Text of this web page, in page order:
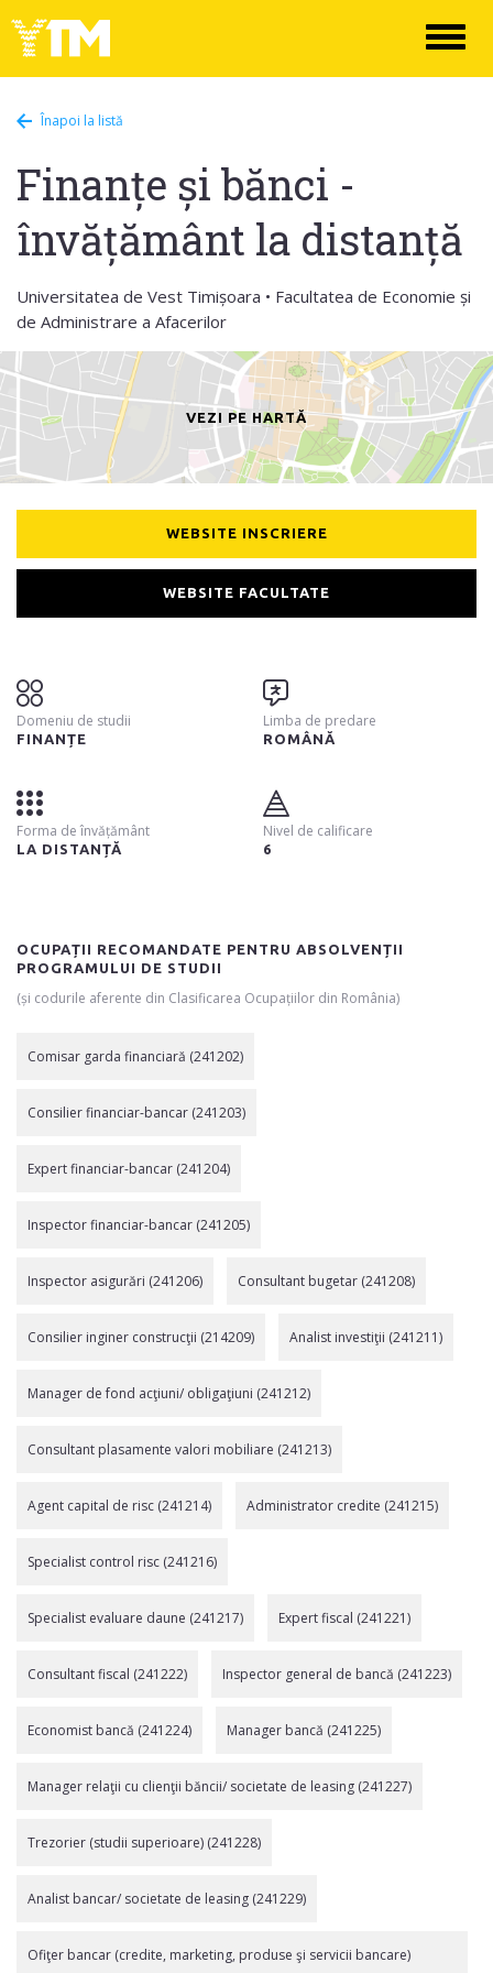
Înapoi la listă
Finanțe și bănci -
învățământ la distanță
Universitatea de Vest Timișoara • Facultatea de Economie și
de Administrare a Afacerilor
VEZI PE HARTĂ
WEBSITE INSCRIERE
WEBSITE FACULTATE
Domeniu de studii
FINANȚE
Limba de predare
ROMÂNĂ
Forma de învățământ
LA DISTANȚĂ
Nivel de calificare
6
OCUPAȚII RECOMANDATE PENTRU ABSOLVENȚII
PROGRAMULUI DE STUDII
(și codurile aferente din Clasificarea Ocupațiilor din România)
Comisar garda financiară (241202)
Consilier financiar-bancar (241203)
Expert financiar-bancar (241204)
Inspector financiar-bancar (241205)
Inspector asigurări (241206) Consultant bugetar (241208)
Consilier inginer construcţii (214209) Analist investiţii (241211)
Manager de fond acţiuni/ obligaţiuni (241212)
Consultant plasamente valori mobiliare (241213)
Agent capital de risc (241214) Administrator credite (241215)
Specialist control risc (241216)
Specialist evaluare daune (241217) Expert fiscal (241221)
Consultant fiscal (241222) Inspector general de bancă (241223)
Economist bancă (241224) Manager bancă (241225)
Manager relaţii cu clienţii băncii/ societate de leasing (241227)
Trezorier (studii superioare) (241228)
Analist bancar/ societate de leasing (241229)
Ofiţer bancar (credite, marketing, produse şi servicii bancare)